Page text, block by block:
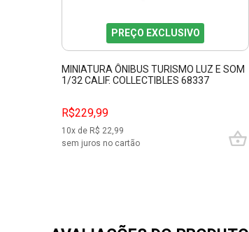
PREÇO EXCLUSIVO
MINIATURA ÔNIBUS TURISMO LUZ E SOM
1/32 CALIF. COLLECTIBLES 68337
R$229,99
10x de R$ 22,99
sem juros no cartão